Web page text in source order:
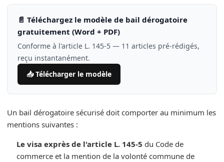
📄 Téléchargez le modèle de bail dérogatoire
gratuitement (Word + PDF)
Conforme à l'article L. 145-5 — 11 articles pré-rédigés,
reçu instantanément.
📥 Télécharger le modèle
Un bail dérogatoire sécurisé doit comporter au minimum les
mentions suivantes :
Le visa exprès de l'article L. 145-5 du Code de
commerce et la mention de la volonté commune de